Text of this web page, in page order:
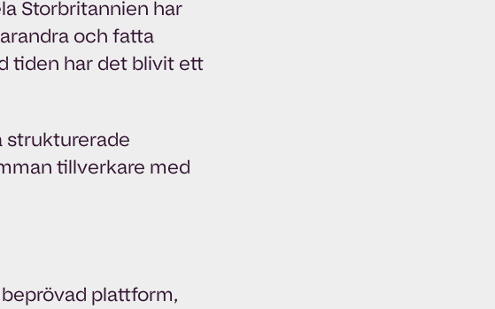
Storbritannien har
och fatta
tiden har det blivit ett
strukturerade
tillverkare med
plattform,